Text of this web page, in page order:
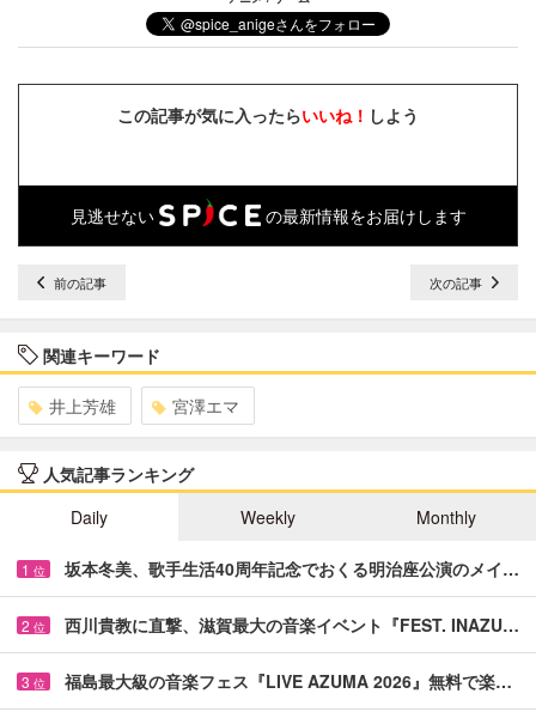
この記事が気に入ったらいいね！ しよう
見逃せない の最新情報をお届けします
前の記事 次の記事
関連キーワード
井上芳雄 宮澤エマ
人気記事ランキング
Daily
Weekly Monthly
1 位 坂本冬美、歌手生活40周年記念でおくる明治座公演のメイ…
2 位 西川貴教に直撃、滋賀最大の音楽イベント『FEST. INAZU…
3 位 福島最大級の音楽フェス『LIVE AZUMA 2026』無料で楽…